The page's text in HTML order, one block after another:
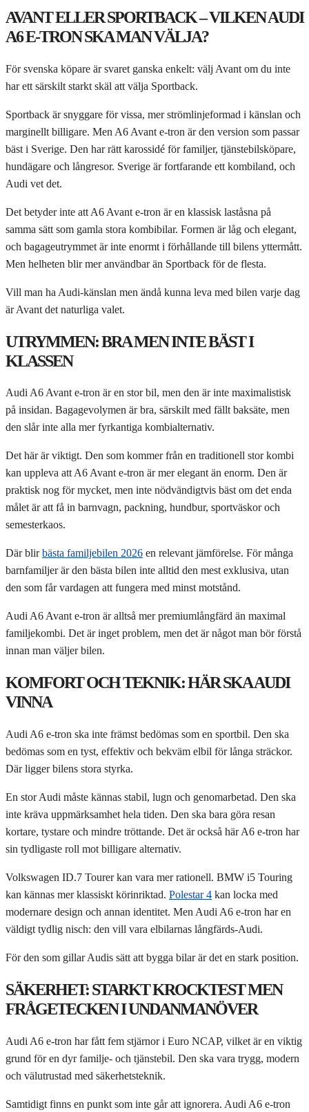
AVANT ELLER SPORTBACK – VILKEN AUDI
A6 E-TRON SKA MAN VÄLJA?
För svenska köpare är svaret ganska enkelt: välj Avant om du inte
har ett särskilt starkt skäl att välja Sportback.
Sportback är snyggare för vissa, mer strömlinjeformad i känslan och
marginellt billigare. Men A6 Avant e-tron är den version som passar
bäst i Sverige. Den har rätt karossidé för familjer, tjänstebilsköpare,
hundägare och långresor. Sverige är fortfarande ett kombiland, och
Audi vet det.
Det betyder inte att A6 Avant e-tron är en klassisk laståsna på
samma sätt som gamla stora kombibilar. Formen är låg och elegant,
och bagageutrymmet är inte enormt i förhållande till bilens yttermått.
Men helheten blir mer användbar än Sportback för de flesta.
Vill man ha Audi-känslan men ändå kunna leva med bilen varje dag
är Avant det naturliga valet.
UTRYMMEN: BRA MEN INTE BÄST I
KLASSEN
Audi A6 Avant e-tron är en stor bil, men den är inte maximalistisk
på insidan. Bagagevolymen är bra, särskilt med fällt baksäte, men
den slår inte alla mer fyrkantiga kombialternativ.
Det här är viktigt. Den som kommer från en traditionell stor kombi
kan uppleva att A6 Avant e-tron är mer elegant än enorm. Den är
praktisk nog för mycket, men inte nödvändigtvis bäst om det enda
målet är att få in barnvagn, packning, hundbur, sportväskor och
semesterkaos.
Där blirbästa familjebilen 2026 en relevant jämförelse. För många
barnfamiljer är den bästa bilen inte alltid den mest exklusiva, utan
den som får vardagen att fungera med minst motstånd.
Audi A6 Avant e-tron är alltså mer premiumlångfärd än maximal
familjekombi. Det är inget problem, men det är något man bör förstå
innan man väljer bilen.
KOMFORT OCH TEKNIK: HÄR SKA AUDI
VINNA
Audi A6 e-tron ska inte främst bedömas som en sportbil. Den ska
bedömas som en tyst, effektiv och bekväm elbil för långa sträckor.
Där ligger bilens stora styrka.
En stor Audi måste kännas stabil, lugn och genomarbetad. Den ska
inte kräva uppmärksamhet hela tiden. Den ska bara göra resan
kortare, tystare och mindre tröttande. Det är också här A6 e-tron har
sin tydligaste roll mot billigare alternativ.
Volkswagen ID.7 Tourer kan vara mer rationell. BMW i5 Touring
kan kännas mer klassiskt körinriktad. Polestar 4 kan locka med
modernare design och annan identitet. Men Audi A6 e-tron har en
väldigt tydlig nisch: den vill vara elbilarnas långfärds-Audi.
För den som gillar Audis sätt att bygga bilar är det en stark position.
SÄKERHET: STARKT KROCKTEST MEN
FRÅGETECKEN I UNDANMANÖVER
Audi A6 e-tron har fått fem stjärnor i Euro NCAP, vilket är en viktig
grund för en dyr familje- och tjänstebil. Den ska vara trygg, modern
och välutrustad med säkerhetsteknik.
Samtidigt finns en punkt som inte går att ignorera. Audi A6 e-tron